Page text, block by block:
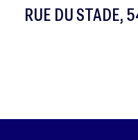
RUE DU STADE,